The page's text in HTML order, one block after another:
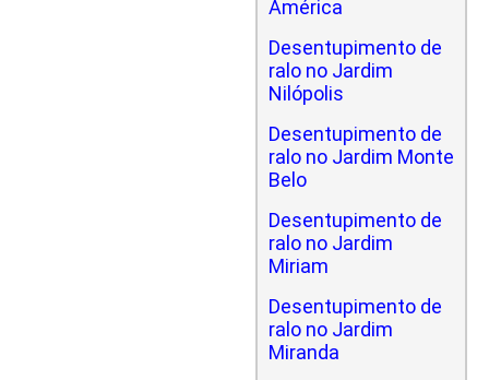
América
Desentupimento de
ralo no Jardim
Nilópolis
Desentupimento de
ralo no Jardim Monte
Belo
Desentupimento de
ralo no Jardim
Miriam
Desentupimento de
ralo no Jardim
Miranda